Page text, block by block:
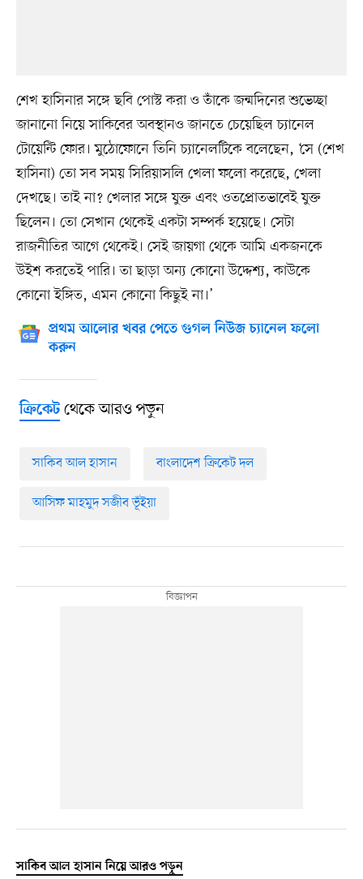
শেখ হাসিনার সঙ্গে ছবি পোস্ট করা ও তাঁকে জন্মদিনের শুভেচ্ছা
জানানো নিয়ে সাকিবের অবস্থানও জানতে চেয়েছিল চ্যানেল
টোয়েন্টি ফোর। মুঠোফোনে তিনি চ্যানেলটিকে বলেছেন, ‘সে (শেখ
হাসিনা) তো সব সময় সিরিয়াসলি খেলা ফলো করেছে, খেলা
দেখছে। তাই না? খেলার সঙ্গে যুক্ত এবং ওতপ্রোতভাবেই যুক্ত
ছিলেন। তো সেখান থেকেই একটা সম্পর্ক হয়েছে। সেটা
রাজনীতির আগে থেকেই। সেই জায়গা থেকে আমি একজনকে
উইশ করতেই পারি। তা ছাড়া অন্য কোনো উদ্দেশ্য, কাউকে
কোনো ইঙ্গিত, এমন কোনো কিছুই না।’
প্রথম আলোর খবর পেতে গুগল নিউজ চ্যানেল ফলো
করুন
ক্রিকেটথেকে আরও পড়ুন
সাকিব আল হাসান বাংলাদেশ ক্রিকেট দল
আসিফ মাহমুদ সজীব ভূঁইয়া
সাকিব আল হাসান নিয়ে আরও পড়ুন